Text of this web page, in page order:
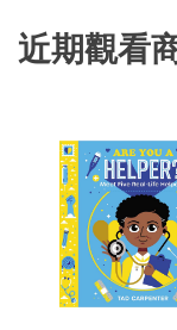
近期觀看